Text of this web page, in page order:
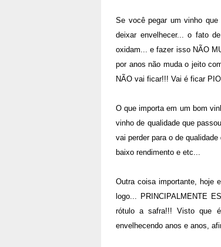
Se você pegar um vinho
deixar envelhecer... o fato
oxidam... e fazer isso NÃO
por anos não muda o jeito
NÃO vai ficar!!! Vai é ficar
O que importa em um bom
vinho de qualidade que
vai perder para o de
baixo rendimento e etc...
Outra coisa importante, hoje
logo... PRINCIPALMENTE
rótulo a safra!!! Visto que
envelhecendo anos e anos,